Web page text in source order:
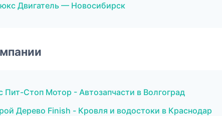
Двигатель — Новосибирск
Пит-Стоп Мотор - Автозапчасти в Волгоград
Дерево Finish - Кровля и водостоки в Краснодар